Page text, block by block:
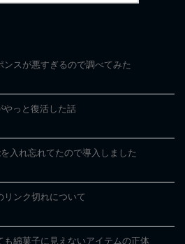
ンスが悪すぎるので調べてみた
やっと復活した話
入れ忘れてたので導入しました
リンク切れについて
も綿菓子に見えないアイテムの正体